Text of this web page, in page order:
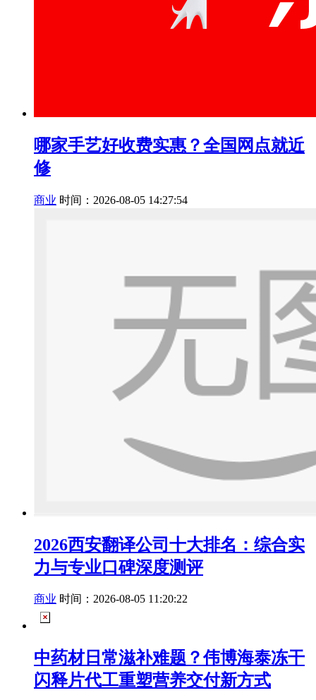
哪家手艺好收费实惠？全国网点就近
修
商业 时间：2026-08-05 14:27:54
2026西安翻译公司十大排名：综合实
力与专业口碑深度测评
商业 时间：2026-08-05 11:20:22
中药材日常滋补难题？伟博海泰冻干
闪释片代工重塑营养交付新方式